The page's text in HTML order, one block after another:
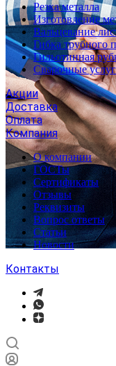
Резка металла
Изготовление
Вальцевание
Гибка трубного
Гильотинная
Сварочные
Акции
Доставка
Оплата
Компания
О компании
ГОСТы
Сертификаты
Отзывы
Реквизиты
Вопрос ответы
Статьи
Новости
Контакты